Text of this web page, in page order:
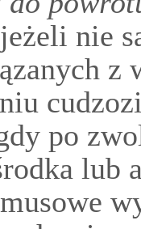
nie
z
po
lub